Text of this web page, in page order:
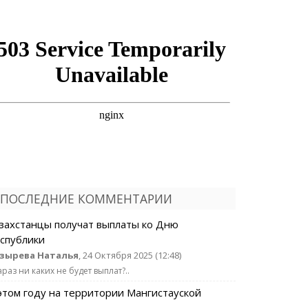
ПОСЛЕДНИЕ КОММЕНТАРИИ
получат выплаты ко Дню
Наталья, 24 Октября 2025 (12:48)
ни каких не будет выплат?..
году на территории Мангистауской